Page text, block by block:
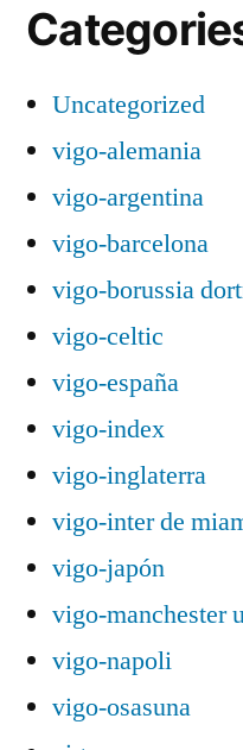
Uncategorized
vigo-alemania
vigo-argentina
vigo-barcelona
vigo-borussia
vigo-celtic
vigo-españa
vigo-index
vigo-inglaterra
vigo-inter de
vigo-japón
vigo-manchester
vigo-napoli
vigo-osasuna